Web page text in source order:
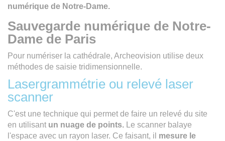
numérique de Notre-Dame.
Sauvegarde numérique de Notre-
Dame de Paris
Pour numériser la cathédrale, Archeovision utilise deux
méthodes de saisie tridimensionnelle.
Lasergrammétrie ou relevé laser
scanner
C'est une technique qui permet de faire un relevé du site
en utilisant un nuage de points. Le scanner balaye
l'espace avec un rayon laser. Ce faisant, il mesure le